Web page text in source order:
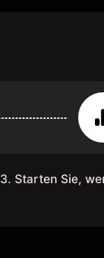
3. Starten Sie,